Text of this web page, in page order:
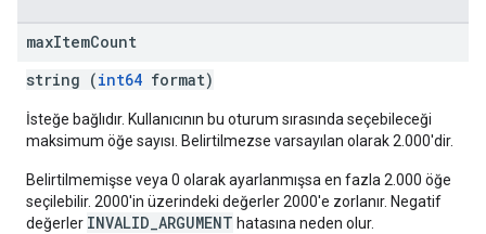
maxItemCount
string (int64 format)
İsteğe bağlıdır. Kullanıcının bu oturum sırasında seçebileceği
maksimum öğe sayısı. Belirtilmezse varsayılan olarak 2.000'dir.
Belirtilmemişse veya 0 olarak ayarlanmışsa en fazla 2.000 öğe
seçilebilir. 2000'in üzerindeki değerler 2000'e zorlanır. Negatif
değerler INVALID_ARGUMENT hatasına neden olur.